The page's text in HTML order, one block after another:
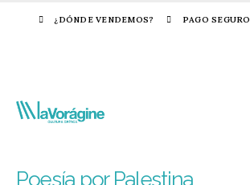
¿DÓNDE VENDEMOS? PAGO SEGURO
Poesía por Palestina